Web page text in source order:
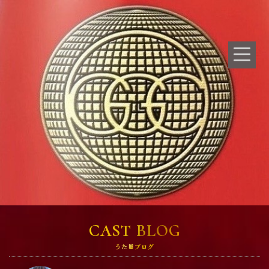
CAST BLOG
うた🐰ブログ